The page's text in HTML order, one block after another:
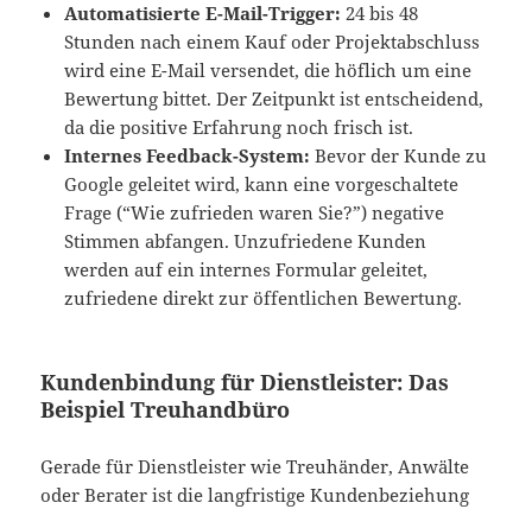
Automatisierte E-Mail-Trigger: 24 bis 48
Stunden nach einem Kauf oder Projektabschluss
wird eine E-Mail versendet, die höflich um eine
Bewertung bittet. Der Zeitpunkt ist entscheidend,
da die positive Erfahrung noch frisch ist.
Internes Feedback-System: Bevor der Kunde zu
Google geleitet wird, kann eine vorgeschaltete
Frage (“Wie zufrieden waren Sie?”) negative
Stimmen abfangen. Unzufriedene Kunden
werden auf ein internes Formular geleitet,
zufriedene direkt zur öffentlichen Bewertung.
Kundenbindung für Dienstleister: Das
Beispiel Treuhandbüro
Gerade für Dienstleister wie Treuhänder, Anwälte
oder Berater ist die langfristige Kundenbeziehung